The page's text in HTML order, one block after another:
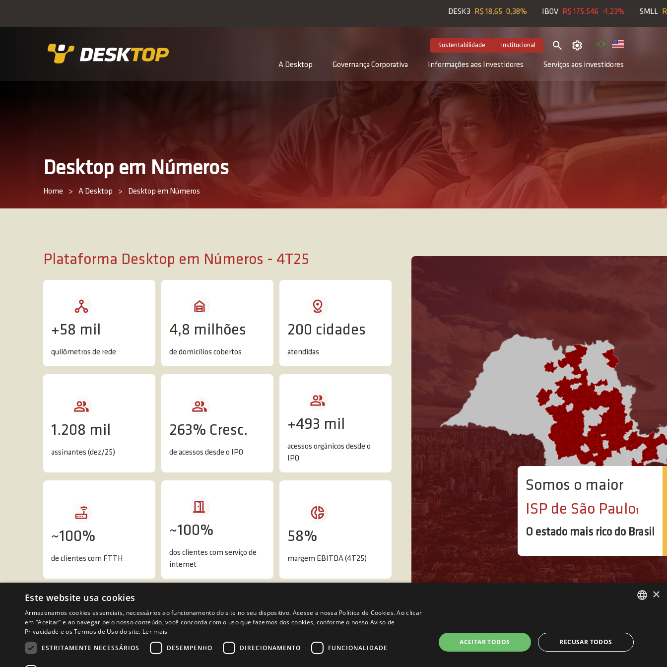
R$ 18,65 0,38% IBOV R$ 175.546 -1,23% SMLL R$ 2.157
Sustentabilidade Institucional
A Desktop Governança Corporativa Informações aos Investidores Serviços aos investidores
Desktop em Números
Home > A Desktop > Desktop em Números
Plataforma Desktop em Números - 4T25
+58 mil
quilômetros de rede
4,8 milhões
de domicílios cobertos
200 cidades
atendidas
1.208 mil
assinantes (dez/25)
263% Cresc.
de acessos desde o IPO
+493 mil
acessos orgânicos desde o
IPO
~100%
de clientes com FTTH
~100%
dos clientes com serviço de
internet
58%
margem EBITDA (4T25)
Somos o maior
ISP de São Paulo1
O estado mais rico do Brasil
ENGLISH
×
Este website usa cookies
Armazenamos cookies essenciais, necessários ao funcionamento do site no seu dispositivo. Acesse a nossa Política de Cookies. Ao clicar
em “Aceitar” e ao navegar pelo nosso conteúdo, você concorda com o uso que fazemos dos cookies, conforme o nosso Aviso de
Privacidade e os Termos de Uso do site. Ler mais
ESTRITAMENTE NECESSÁRIOS
DESEMPENHO DIRECIONAMENTO FUNCIONALIDADE
ACEITAR TODOS RECUSAR TODOS